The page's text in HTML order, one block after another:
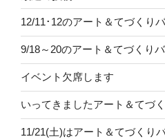
12/11･12のアート＆てづくり
9/18～20のアート＆てづくり
イベント欠席します
いってきましたアート＆てづ
11/21(土)はアート＆てづくり